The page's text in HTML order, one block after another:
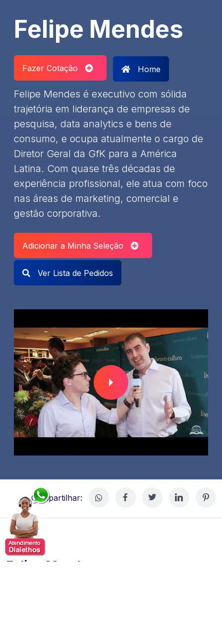
Felipe Mendes
Fazer Cotação Home
Felipe Mendes é executivo com sólida
trajetória em liderança de empresas de
pesquisa, data analytics e bens de
consumo, e ocupa atualmente o cargo de
Diretor Geral da GfK para a América
Latina. Com quase três décadas de
experiência profissional, ele atua com foco
nas áreas de marketing, comercial e
gestão corporativa.
Adicionar a Minha Seleção
Ver Lista de Pedidos
Compartilhar:
Felipe Mendes